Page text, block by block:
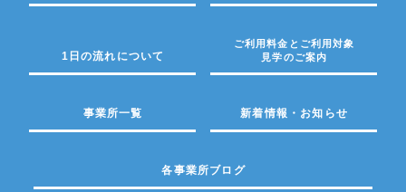
1日の流れについて
ご利用料金とご利用対象
見学のご案内
事業所一覧 新着情報・お知らせ
各事業所ブログ